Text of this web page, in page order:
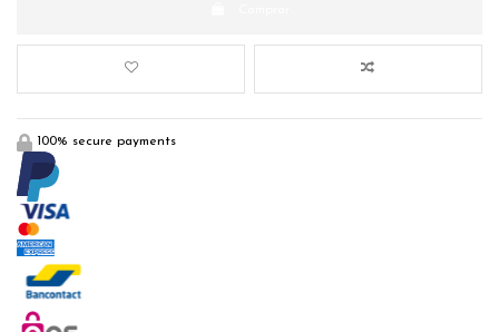
100% secure payments